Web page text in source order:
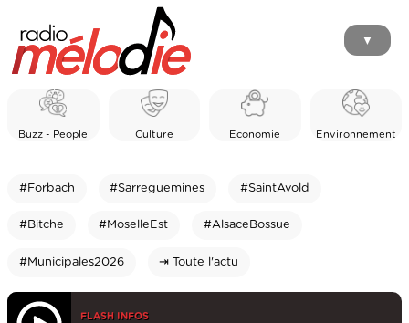
▼
Buzz - People Culture Economie Environnement
#Forbach #Sarreguemines #SaintAvold
#Bitche #MoselleEst #AlsaceBossue
#Municipales2026 ⇥ Toute l'actu
FLASH INFOS